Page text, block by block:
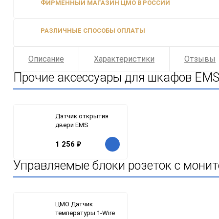
ФИРМЕННЫЙ МАГАЗИН ЦМО В РОССИИ
РАЗЛИЧНЫЕ СПОСОБЫ ОПЛАТЫ
Описание Характеристики Отзывы
Прочие аксессуары для шкафов EMS
Датчик открытия
двери EMS
1 256 ₽
Управляемые блоки розеток с
ЦМО Датчик
температуры 1-Wire